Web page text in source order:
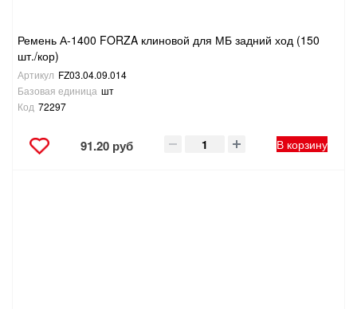
Ремень А-1400 FORZA клиновой для МБ задний ход (150
шт./кор)
Артикул FZ03.04.09.014
Базовая единица шт
Код 72297
91.20 руб В корзину